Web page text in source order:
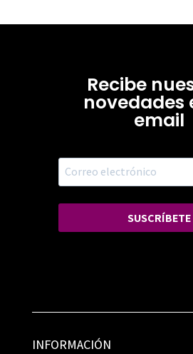
Recibe
novedades
email
SUSCRÍBETE
INFORMACIÓN